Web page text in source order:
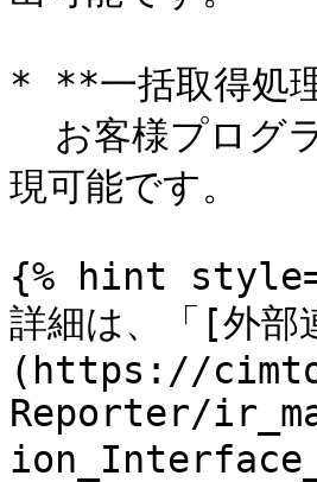
* **一括取得処
現可能です。
{% hint
詳細は、「[外
(https://
Reporter/